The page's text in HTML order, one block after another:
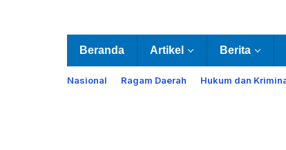
Beranda Artikel Berita
Nasional Ragam Daerah Hukum dan